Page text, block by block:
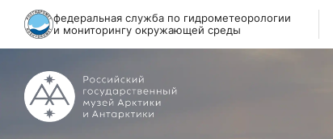
федеральная служба по гидрометеорологии
и мониторингу окружающей среды